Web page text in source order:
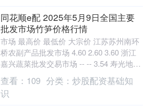
同花顺e配 2025年5月9日全国主要
批发市场竹笋价格行情
市场 最高价 最低价 大宗价 江苏苏州南环
桥农副产品批发市场 4.60 2.60 3.60 浙江
嘉兴蔬菜批发交易市场 -- -- 3.54 寿光地利
农产品物流园....
查看： 109 分类： 炒股配资基础知
识